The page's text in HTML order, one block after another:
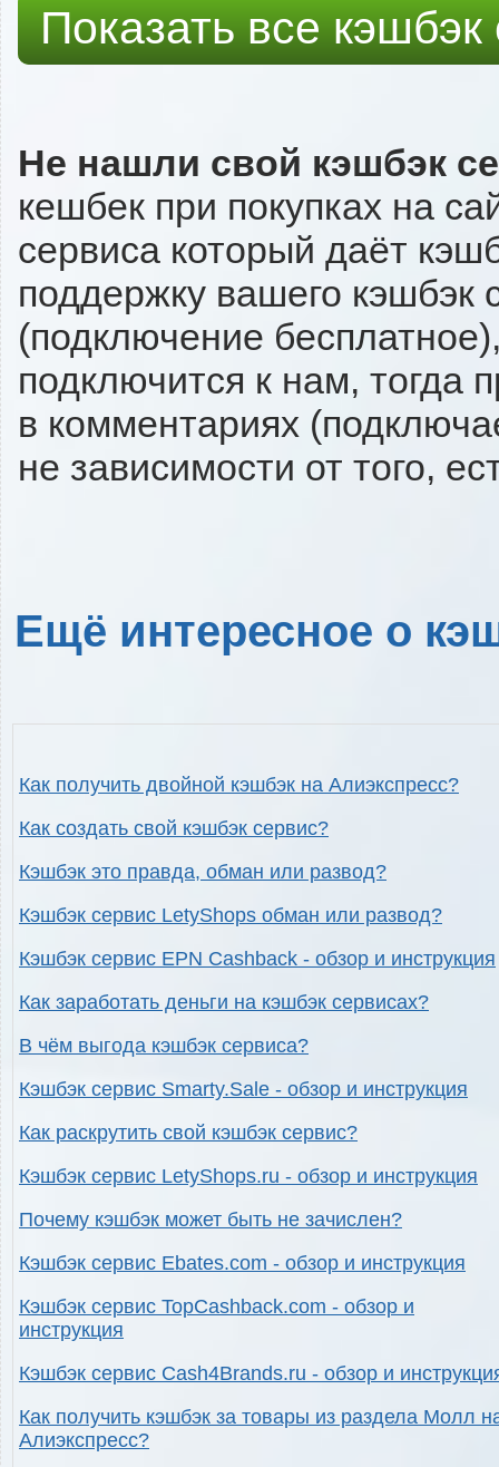
Показать все
Не нашли свой кэшбэк
кешбек при покупках на
сервиса который даёт
поддержку вашего кэшбэк
(подключение
подключится к нам, тогда
в комментариях
не зависимости от того,
Ещё интересное о
Как получить двойной кэшбэк на Алиэкспресс?
Как создать свой кэшбэк сервис?
Кэшбэк это правда, обман или развод?
Кэшбэк сервис LetyShops обман или развод?
Кэшбэк сервис EPN Cashback - обзор и инструкция
Как заработать деньги на кэшбэк сервисах?
В чём выгода кэшбэк сервиса?
Кэшбэк сервис Smarty.Sale - обзор и инструкция
Как раскрутить свой кэшбэк сервис?
Кэшбэк сервис LetyShops.ru - обзор и инструкция
Почему кэшбэк может быть не зачислен?
Кэшбэк сервис Ebates.com - обзор и инструкция
Кэшбэк сервис TopCashback.com - обзор и
инструкция
Кэшбэк сервис Cash4Brands.ru - обзор и
Как получить кэшбэк за товары из раздела Молл
Алиэкспресс?